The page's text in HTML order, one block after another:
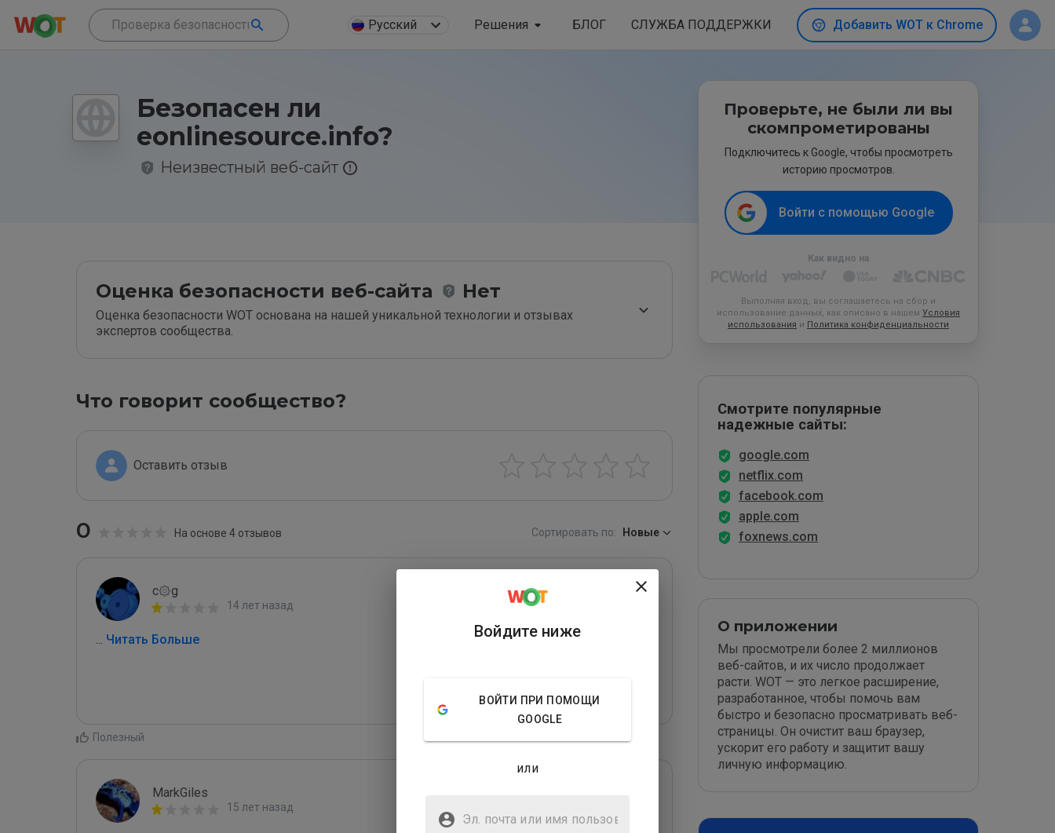
Русский Решения БЛОГ СЛУЖБА ПОДДЕРЖКИ Добавить WOT к Chrome
Безопасен ли
eonlinesource.info?
Неизвестный веб-сайт
Оценка безопасности веб-сайта Нет
Оценка безопасности WOT основана на нашей уникальной технологии и отзывах
экспертов сообщества.
Что говорит сообщество?
Оставить отзыв
0 На основе 4 отзывов Сортировать по: Новые
c۞g
14 лет назад
... Читать Больше
Полезный
MarkGiles
15 лет назад
Проверьте, не были ли вы
скомпрометированы
Подключитесь к Google, чтобы просмотреть
историю просмотров.
Войти с помощью Google
Как видно на
Выполняя вход, вы соглашаетесь на сбор и
использование данных, как описано в нашем Условия
использования и Политика конфиденциальности
Смотрите популярные
надежные сайты:
google.com
netflix.com
facebook.com
apple.com
foxnews.com
О приложении
Мы просмотрели более 2 миллионов
веб-сайтов, и их число продолжает
расти. WOT — это легкое расширение,
разработанное, чтобы помочь вам
быстро и безопасно просматривать веб-
страницы. Он очистит ваш браузер,
ускорит его работу и защитит вашу
личную информацию.
Войдите ниже
ВОЙТИ ПРИ ПОМОЩИ
GOOGLE
или
Эл. почта или имя
пользователя